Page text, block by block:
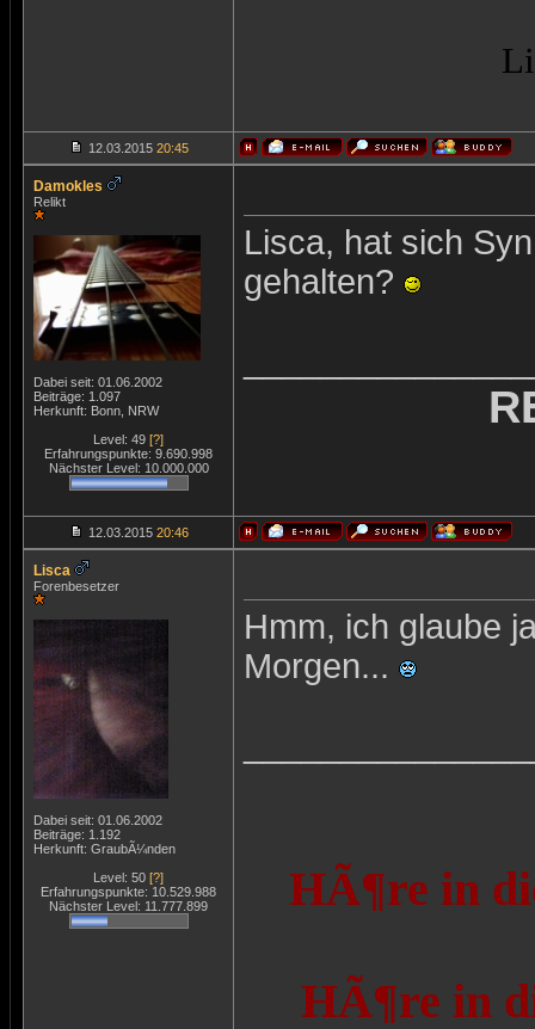
12.03.2015 20:45
Damokles
Relikt
Dabei seit: 01.06.2002
Beiträge: 1.097
Herkunft: Bonn, NRW
Level: 49 [?]
Erfahrungspunkte: 9.690.998
Nächster Level: 10.000.000
Lisca, hat sich
gehalten?
12.03.2015 20:46
Lisca
Forenbesetzer
Dabei seit: 01.06.2002
Beiträge: 1.192
Herkunft: GraubÃ¼nden
Level: 50 [?]
Erfahrungspunkte: 10.529.988
Nächster Level: 11.777.899
Hmm, ich glaube
Morgen...
HÃ¶re in
HÃ¶re in